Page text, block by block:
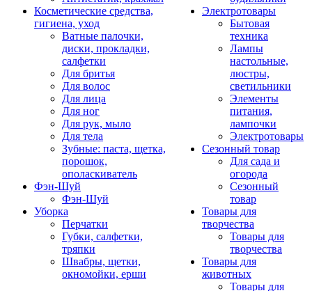
Косметические средства,
гигиена, уход
Ватные палочки,
диски, прокладки,
салфетки
Для бритья
Для волос
Для лица
Для ног
Для рук, мыло
Для тела
Зубные: паста, щетка,
порошок,
ополаскиватель
Фэн-Шуй
Фэн-Шуй
Уборка
Перчатки
Губки, салфетки,
тряпки
Швабры, щетки,
окномойки, ерши
Электротовары
Бытовая
техника
Лампы
настольные,
люстры,
светильники
Элементы
питания,
лампочки
Электротовары
Сезонный товар
Для сада и
огорода
Сезонный
товар
Товары для
творчества
Товары для
творчества
Товары для
животных
Товары для